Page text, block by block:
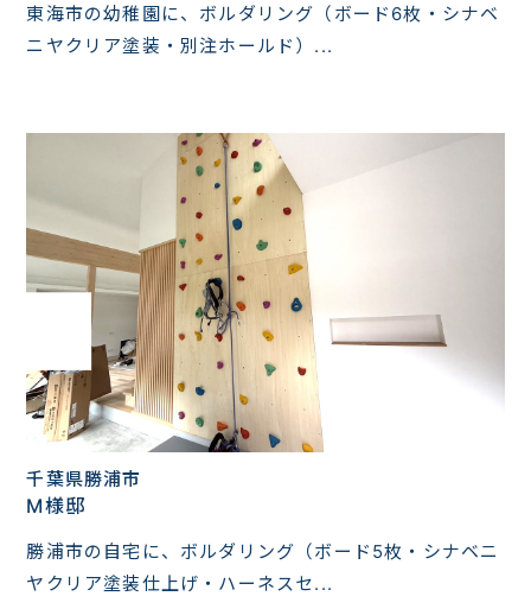
東海市の幼稚園に、ボルダリング（ボード6枚・シナベ
ニヤクリア塗装・別注ホールド）...
千葉県勝浦市
M様邸
勝浦市の自宅に、ボルダリング（ボード5枚・シナベニ
ヤクリア塗装仕上げ・ハーネスセ...